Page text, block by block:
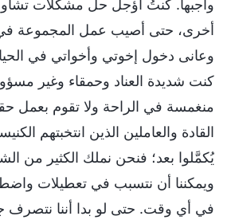
واجبها. كنتُ أؤجل حل مشكلات تشاو
أخرى، حتى أصيب عمل المجموعة في
وعانى دخول إخوتي وأخواتي في
كنت شديدة العناد وحمقاء وغير
منغمسة في الراحة ولا تقوم بعمل
القادة والعاملين الذين انتخبتهم
يُكمَّلوا بعد؛ فنحن نملك الكثير من
ويمكننا أن نتسبب في تعطيلات
في أي وقت. حتى لو بدا أننا نتصرف